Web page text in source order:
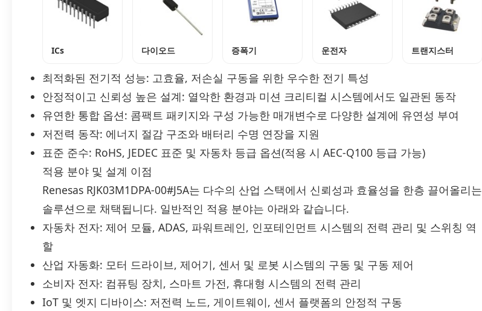
ICs 다이오드 증폭기 운전자 트랜지스터
최적화된 전기적 성능: 고효율, 저손실 구동을 위한 우수한 전기 특성
안정적이고 신뢰성 높은 설계: 열악한 환경과 미션 크리티컬 시스템에서도 일관된 동작
유연한 통합 옵션: 콤팩트 패키지와 구성 가능한 매개변수로 다양한 설계에 유연성 부여
저전력 동작: 에너지 절감 구조와 배터리 수명 연장을 지원
표준 준수: RoHS, JEDEC 표준 및 자동차 등급 옵션(적용 시 AEC-Q100 등급 가능)
적용 분야 및 설계 이점
Renesas RJK03M1DPA-00#J5A는 다수의 산업 스택에서 신뢰성과 효율성을 한층 끌어올리는
솔루션으로 채택됩니다. 일반적인 적용 분야는 아래와 같습니다.
자동차 전자: 제어 모듈, ADAS, 파워트레인, 인포테인먼트 시스템의 전력 관리 및 스위칭 역
할
산업 자동화: 모터 드라이브, 제어기, 센서 및 로봇 시스템의 구동 및 구동 제어
소비자 전자: 컴퓨팅 장치, 스마트 가전, 휴대형 시스템의 전력 관리
IoT 및 엣지 디바이스: 저전력 노드, 게이트웨이, 센서 플랫폼의 안정적 구동